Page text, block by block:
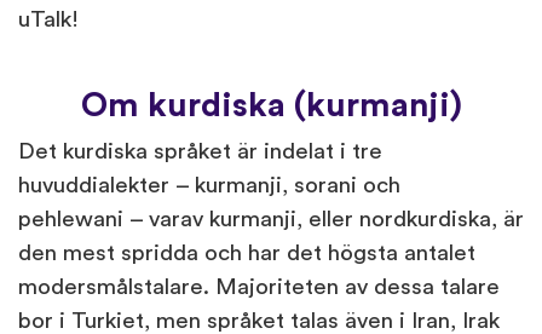
uTalk!
Om kurdiska (kurmanji)
Det kurdiska språket är indelat i tre
huvuddialekter – kurmanji, sorani och
pehlewani – varav kurmanji, eller nordkurdiska, är
den mest spridda och har det högsta antalet
modersmålstalare. Majoriteten av dessa talare
bor i Turkiet, men språket talas även i Iran, Irak